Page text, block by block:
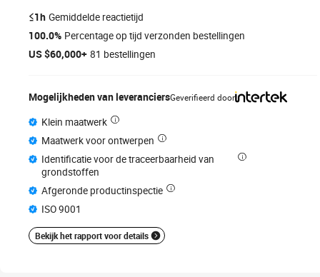
≤1h Gemiddelde reactietijd
100.0% Percentage op tijd verzonden bestellingen
US $60,000+ 81 bestellingen
Mogelijkheden van leveranciersGeverifieerd door
Klein maatwerk
Maatwerk voor ontwerpen
Identificatie voor de traceerbaarheid van
grondstoffen
Afgeronde productinspectie
ISO 9001
Bekijk het rapport voor details